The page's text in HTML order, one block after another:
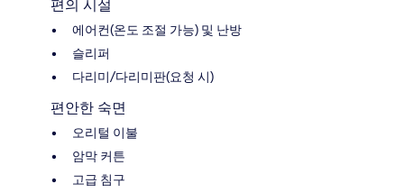
편의 시설
에어컨(온도 조절 가능) 및 난방
슬리퍼
다리미/다리미판(요청 시)
편안한 숙면
오리털 이불
암막 커튼
고급 침구